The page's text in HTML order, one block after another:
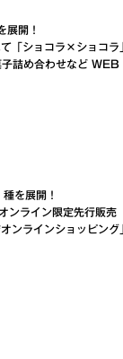
展開！
「ショコラ×ショコラ
詰め合わせなど WEB
を展開！
ンライン限定先行販売
ンラインショッピン